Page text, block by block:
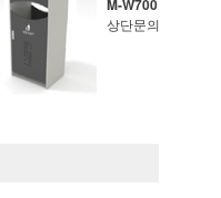
M-W700
상단문의